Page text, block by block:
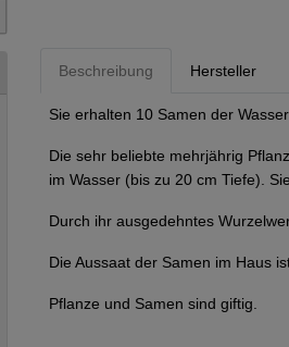
Beschreibung Hersteller
Sie erhalten 10 Samen der
Die sehr beliebte mehrjährig
im Wasser (bis zu 20 cm Tiefe).
Durch ihr ausgedehntes
Die Aussaat der Samen im Haus
Pflanze und Samen sind giftig.